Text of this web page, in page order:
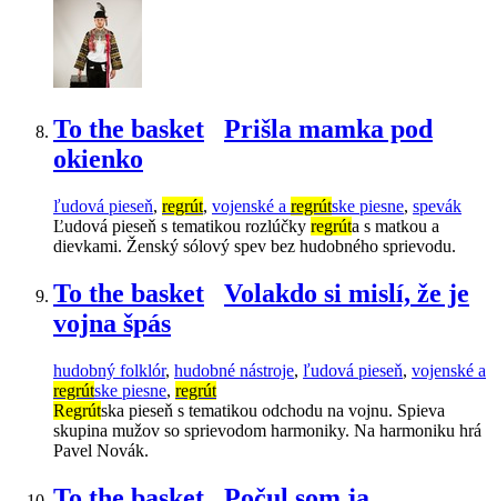
To the basket
Prišla mamka pod
okienko
ľudová pieseň, regrút, vojenské a regrútske piesne, spevák
Ľudová pieseň s tematikou rozlúčky regrúta s matkou a
dievkami. Ženský sólový spev bez hudobného sprievodu.
To the basket
Volakdo si mislí, že je
vojna špás
hudobný folklór, hudobné nástroje, ľudová pieseň, vojenské a
regrútske piesne, regrút
Regrútska pieseň s tematikou odchodu na vojnu. Spieva
skupina mužov so sprievodom harmoniky. Na harmoniku hrá
Pavel Novák.